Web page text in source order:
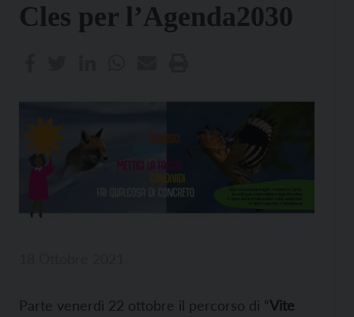
Cles per l’Agenda2030
Parte venerdì 22 ottobre il percorso di “Vite